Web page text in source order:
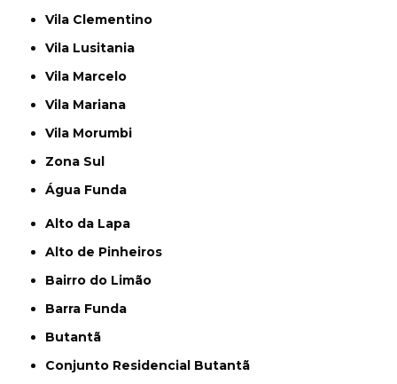
Vila Clementino
Vila Lusitania
Vila Marcelo
Vila Mariana
Vila Morumbi
Zona Sul
Água Funda
Alto da Lapa
Alto de Pinheiros
Bairro do Limão
Barra Funda
Butantã
Conjunto Residencial Butantã